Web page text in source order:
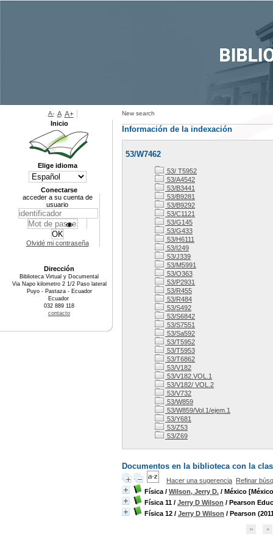
New search
Información de la indexación
53/W7462
53/ T5952
53/A4542
53/B3441
53/B9281
53/B9292
53/C1121
53/G145
53/G433
53/H6111
53/I249
53/J339
53/M5991
53/O363
53/P2931
53/R455
53/R484
53/S492
53/S6842
53/S7551
53/Sa592
53/T5952
53/T5953
53/T6862
53/V182
53/V182.VOL.1
53/V182/ VOL.2
53/V732
53/W859
53/W859/Vol.1/ejem.1
53/Y681
53/Z53
53/Z69
Documentos en la biblioteca con la
Hacer una sugerencia Refinar
Física / Wilson, Jerry D. / México
Física 11 / Jerry D Wilson / Pearson
Física 12 / Jerry D Wilson / Pearson
A- A A+
Inicio
Elige idioma
Conectarse
acceder a su cuenta de
usuario
Olvidé mi contraseña
Dirección
Biblioteca Virtual y Documental
Via Napo kilometro 2 1/2 Paso lateral
Puyo - Pastaza - Ecuador
Ecuador
032 889 118
contacto